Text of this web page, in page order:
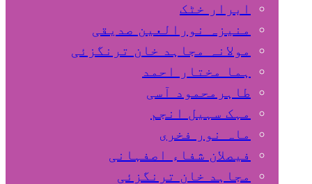
ابرار خٹک
منیزہ نورالعین صدیقی
مولانہ مجاہد خان ترنگزئی
ہما مختار احمد
طاہرمحمود آسی
مہک سہیل انجم
ماہ نور فخری
فیصلان شفاء اصفہانی
مجاہد خان ترنگزئی